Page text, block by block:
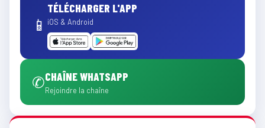
📱
TÉLÉCHARGER L'APP
iOS & Android
✆CHAÎNE WHATSAPP
Rejoindre la chaîne